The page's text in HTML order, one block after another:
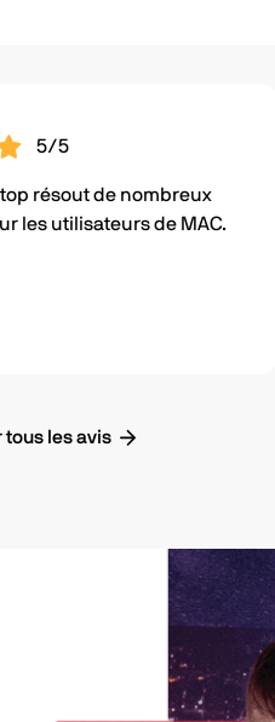
5/5
résout de nombreux
les utilisateurs de MAC.
tous les avis